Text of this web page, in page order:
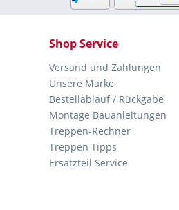
Shop Service
Versand und Zahlungen
Unsere Marke
Bestellablauf / Rückgabe
Montage Bauanleitungen
Treppen-Rechner
Treppen Tipps
Ersatzteil Service